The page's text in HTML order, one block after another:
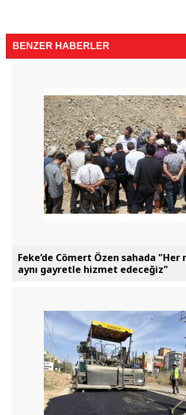
BENZER HABERLER
Feke’de Cömert Özen sahada
aynı gayretle hizmet edeceğiz"